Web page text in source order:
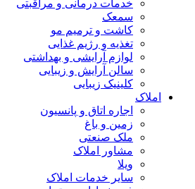
خدمات درمانی و مراقبتی
سمعک
کاشت و ترمیم مو
تغذیه و رژیم غذایی
لوازم آرایشی و بهداشتی
سالن آرایش و زیبایی
کلینیک زیبایی
املاک
اجاره اتاق و پانسیون
زمین و باغ
ملک صنعتی
مشاور املاک
ویلا
سایر خدمات املاک